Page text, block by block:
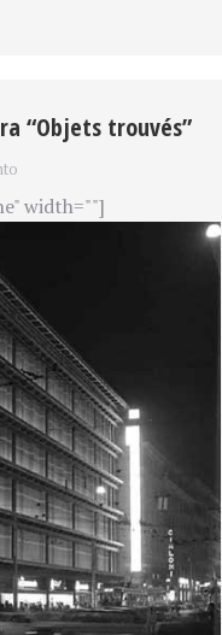
“Objets trouvés”
width=""]